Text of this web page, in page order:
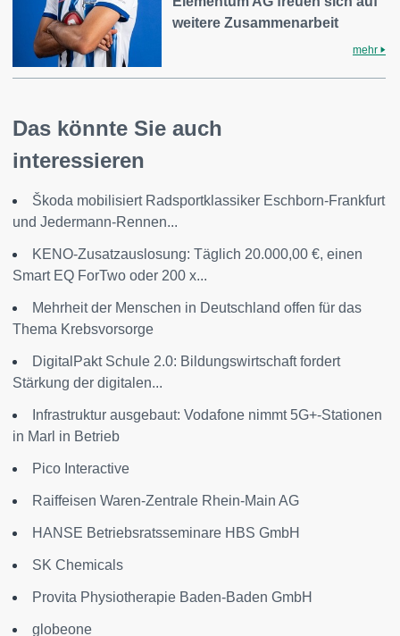
weitere Zusammenarbeit
mehr
Das könnte Sie auch
interessieren
Škoda mobilisiert Radsportklassiker Eschborn-Frankfurt
und Jedermann-Rennen...
KENO-Zusatzauslosung: Täglich 20.000,00 €, einen
Smart EQ ForTwo oder 200 x...
Mehrheit der Menschen in Deutschland offen für das
Thema Krebsvorsorge
DigitalPakt Schule 2.0: Bildungswirtschaft fordert
Stärkung der digitalen...
Infrastruktur ausgebaut: Vodafone nimmt 5G+-Stationen
in Marl in Betrieb
Pico Interactive
Raiffeisen Waren-Zentrale Rhein-Main AG
HANSE Betriebsratsseminare HBS GmbH
SK Chemicals
Provita Physiotherapie Baden-Baden GmbH
globeone